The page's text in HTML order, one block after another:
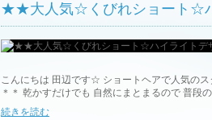
★★大人気☆くびれショート☆
こんにちは 田辺です☆ ショートヘアで人気の
＊＊ 乾かすだけでも 自然にまとまるので 普
続きを読む